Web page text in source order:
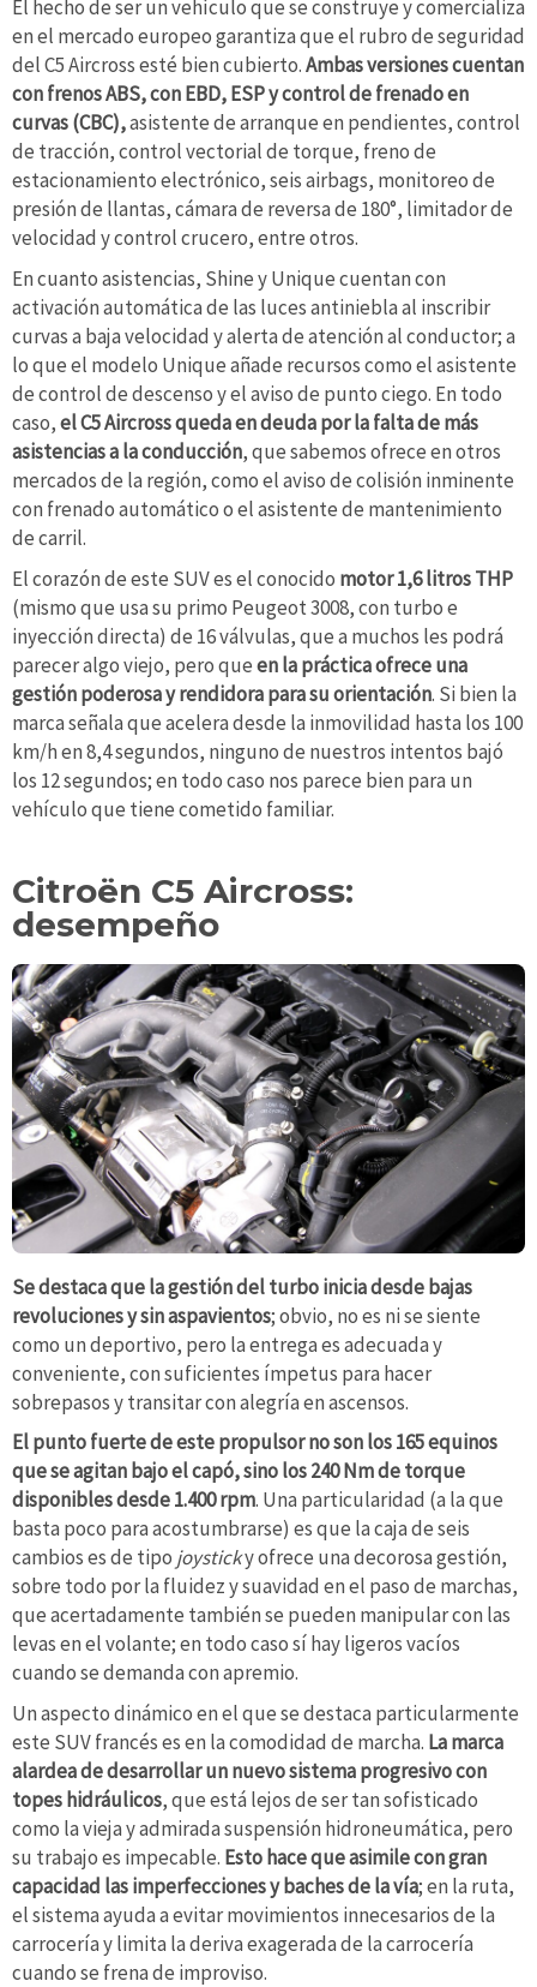
El hecho de ser un vehículo que se construye y comercializa
en el mercado europeo garantiza que el rubro de seguridad
del C5 Aircross esté bien cubierto.Ambas versiones cuentan
con frenos ABS, con EBD, ESP y control de frenado en
curvas (CBC),asistente de arranque en pendientes, control
de tracción, control vectorial de torque, freno de
estacionamiento electrónico, seis airbags, monitoreo de
presión de llantas, cámara de reversa de 180°, limitador de
velocidad y control crucero, entre otros.
En cuanto asistencias, Shine y Unique cuentan con
activación automática de las luces antiniebla al inscribir
curvas a baja velocidad y alerta de atención al conductor; a
lo que el modelo Unique añade recursos como el asistente
de control de descenso y el aviso de punto ciego. En todo
caso,el C5 Aircross queda en deuda por la falta de más
asistencias a la conducción, que sabemos ofrece en otros
mercados de la región, como el aviso de colisión inminente
con frenado automático o el asistente de mantenimiento
de carril.
El corazón de este SUV es el conocido motor 1,6 litros THP
(mismo que usa su primo Peugeot 3008, con turbo e
inyección directa) de 16 válvulas, que a muchos les podrá
parecer algo viejo, pero queen la práctica ofrece una
gestión poderosa y rendidora para su orientación. Si bien la
marca señala que acelera desde la inmovilidad hasta los 100
km/h en 8,4 segundos, ninguno de nuestros intentos bajó
los 12 segundos; en todo caso nos parece bien para un
vehículo que tiene cometido familiar.
Citroën C5 Aircross:
desempeño
Se destaca que la gestión del turbo inicia desde bajas
revoluciones y sin aspavientos; obvio, no es ni se siente
como un deportivo, pero la entrega es adecuada y
conveniente, con suficientes ímpetus para hacer
sobrepasos y transitar con alegría en ascensos.
El punto fuerte de este propulsor no son los 165 equinos
que se agitan bajo el capó, sino los 240 Nm de torque
disponibles desde 1.400 rpm. Una particularidad (a la que
basta poco para acostumbrarse) es que la caja de seis
cambios es de tipo joysticky ofrece una decorosa gestión,
sobre todo por la fluidez y suavidad en el paso de marchas,
que acertadamente también se pueden manipular con las
levas en el volante; en todo caso sí hay ligeros vacíos
cuando se demanda con apremio.
Un aspecto dinámico en el que se destaca particularmente
este SUV francés es en la comodidad de marcha. La marca
alardea de desarrollar un nuevo sistema progresivo con
topes hidráulicos, que está lejos de ser tan sofisticado
como la vieja y admirada suspensión hidroneumática, pero
su trabajo es impecable. Esto hace que asimile con gran
capacidad las imperfecciones y baches de la vía; en la ruta,
el sistema ayuda a evitar movimientos innecesarios de la
carrocería y limita la deriva exagerada de la carrocería
cuando se frena de improviso.